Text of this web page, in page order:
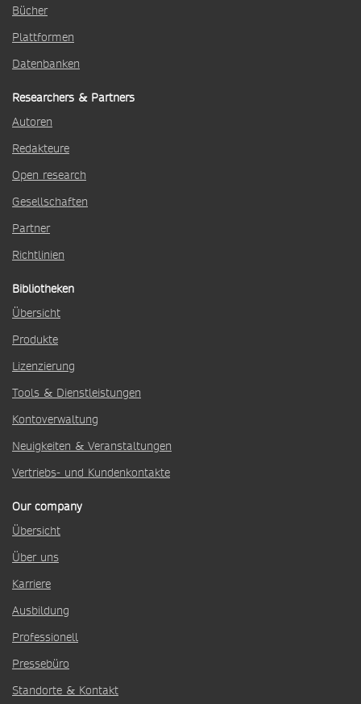
Bücher
Plattformen
Datenbanken
Researchers & Partners
Autoren
Redakteure
Open research
Gesellschaften
Partner
Richtlinien
Bibliotheken
Übersicht
Produkte
Lizenzierung
Tools & Dienstleistungen
Kontoverwaltung
Neuigkeiten & Veranstaltungen
Vertriebs- und Kundenkontakte
Our company
Übersicht
Über uns
Karriere
Ausbildung
Professionell
Pressebüro
Standorte & Kontakt